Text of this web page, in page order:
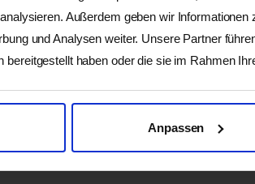
Außerdem geben wir
und Analysen weiter. Unsere Partner
bereitgestellt haben oder die sie im Rahmen
Anpassen
(Richtpreis CHF 280 - 450 für